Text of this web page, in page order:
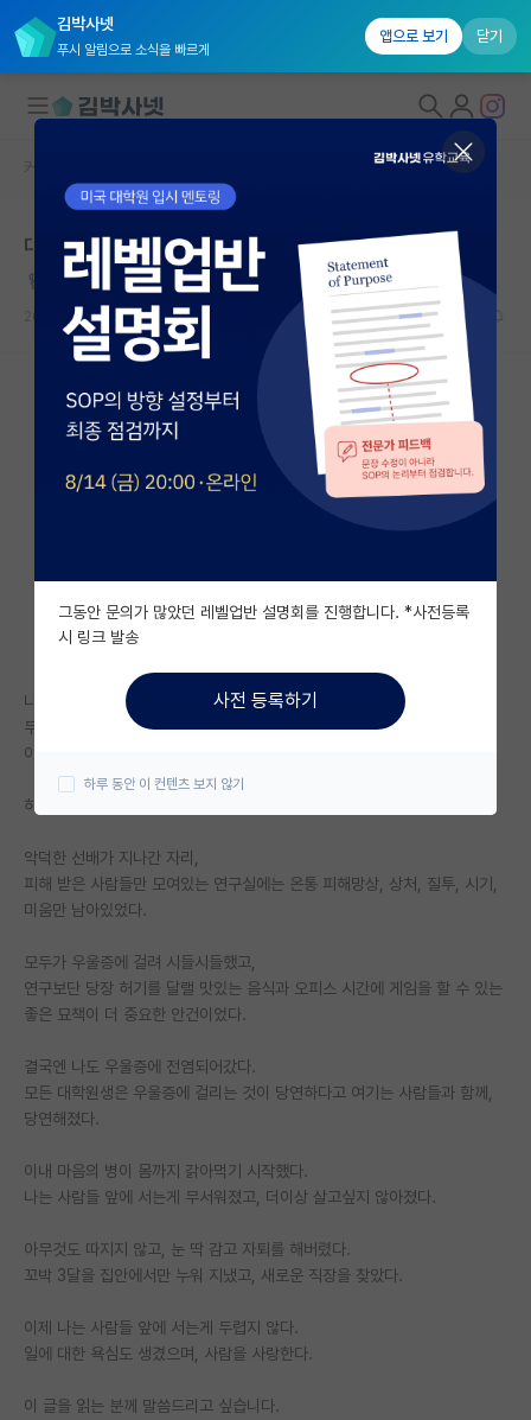
김박사넷
푸시 알림으로 소식을 빠르게
앱으로 보기 닫기
대학원생 모집
국내대학원 정보
연구실&오픈랩
커뮤니티
커뮤니티 홈
전체글보기
베스트 게시판
자유 게시판(아무개랩)
미국 유학 게시판
미국 대학원 합격 후기 게시판
대학원생 모집 게시판
연구실(PI) 홍보 게시판
석박사 채용 정보 게시판
임용 정보 게시판
학부 인턴 게시판
취업 게시판
PI 전용 게시판
특수/전문대학원 게시판
반도체/AI 게시판
장학금/장학생 게시판
학술 정보 게시판
커뮤니티 홈
대학원이라는 지옥을 탈출해 멀리서 지켜보며 쓰는 글
착한 피보나치
2022.05.20 31 106436
나는 연구를 참 사랑했다.
무언가를 골똘히 고민하는 것을 사랑했고,
아무도 해보지 않은 것을 시도한다는 사실을 사랑했다.
하지만 사람은 내 맘대로 되는 것이 없었다.
악덕한 선배가 지나간 자리,
피해 받은 사람들만 모여있는 연구실에는 온통 피해망상, 상처, 질투, 시기,
미움만 남아있었다.
모두가 우울증에 걸려 시들시들했고,
연구보단 당장 허기를 달랠 맛있는 음식과 오피스 시간에 게임을 할 수 있는
좋은 묘책이 더 중요한 안건이었다.
결국엔 나도 우울증에 전염되어갔다.
모든 대학원생은 우울증에 걸리는 것이 당연하다고 여기는 사람들과 함께,
당연해졌다.
이내 마음의 병이 몸까지 갉아먹기 시작했다.
나는 사람들 앞에 서는게 무서워졌고, 더이상 살고싶지 않아졌다.
아무것도 따지지 않고, 눈 딱 감고 자퇴를 해버렸다.
꼬박 3달을 집안에서만 누워 지냈고, 새로운 직장을 찾았다.
이제 나는 사람들 앞에 서는게 두렵지 않다.
일에 대한 욕심도 생겼으며, 사람을 사랑한다.
이 글을 읽는 분께 말씀드리고 싶습니다.
그동안 문의가 많았던 레벨업반 설명회를 진행합니다. *사전등록
시 링크 발송
사전 등록하기
하루 동안 이 컨텐츠 보지 않기